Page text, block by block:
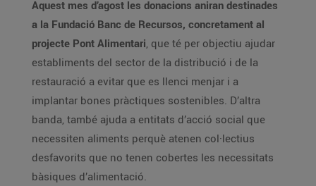
Aquest mes d’agost les donacions aniran destinades
a la Fundació Banc de Recursos, concretament al
projecte Pont Alimentari, que té per objectiu ajudar
establiments del sector de la distribució i de la
restauració a evitar que es llenci menjar i a
implantar bones pràctiques sostenibles. D’altra
banda, també ajuda a entitats d’acció social que
necessiten aliments perquè atenen col·lectius
desfavorits que no tenen cobertes les necessitats
bàsiques d’alimentació.